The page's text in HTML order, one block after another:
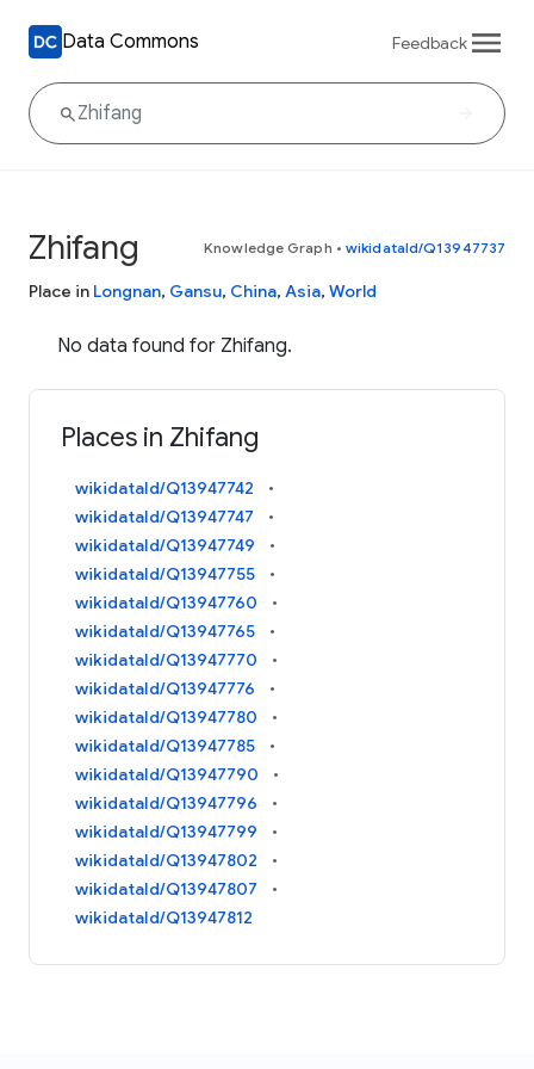
Data Commons Feedback
Zhifang Knowledge Graph • wikidataId/Q13947737
Place in Longnan, Gansu, China, Asia, World
No data found for Zhifang.
Places in Zhifang
wikidataId/Q13947742
wikidataId/Q13947747
wikidataId/Q13947749
wikidataId/Q13947755
wikidataId/Q13947760
wikidataId/Q13947765
wikidataId/Q13947770
wikidataId/Q13947776
wikidataId/Q13947780
wikidataId/Q13947785
wikidataId/Q13947790
wikidataId/Q13947796
wikidataId/Q13947799
wikidataId/Q13947802
wikidataId/Q13947807
wikidataId/Q13947812